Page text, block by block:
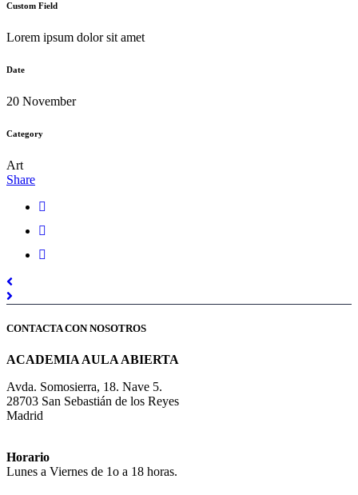
Custom Field
Lorem ipsum dolor sit amet
Date
20 November
Category
Art
Share
CONTACTA CON NOSOTROS
ACADEMIA AULA ABIERTA
Avda. Somosierra, 18. Nave 5.
28703 San Sebastián de los Reyes
Madrid
Horario
Lunes a Viernes de 1o a 18 horas.